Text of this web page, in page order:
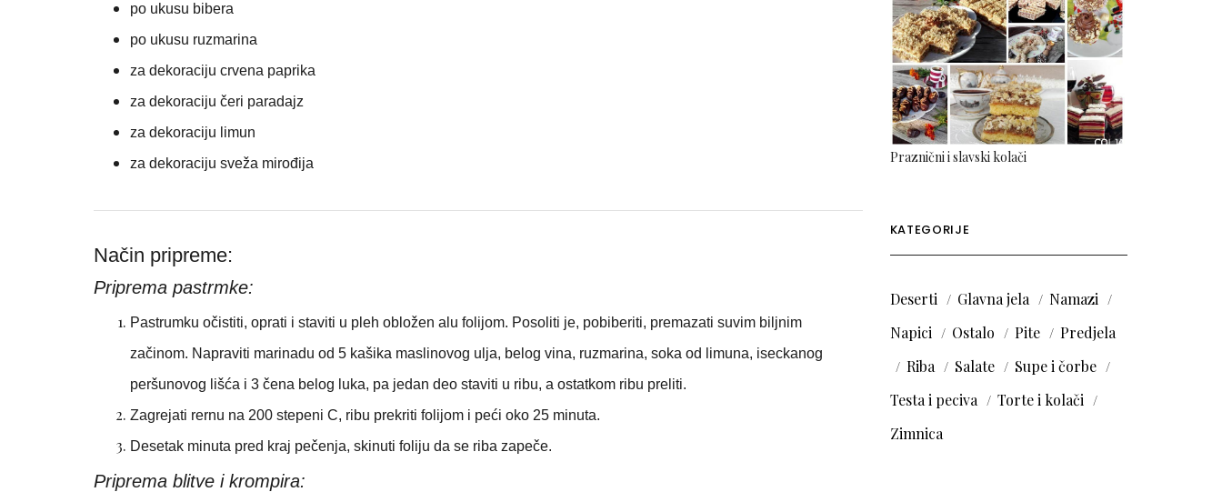
po ukusu bibera
po ukusu ruzmarina
za dekoraciju crvena paprika
za dekoraciju čeri paradajz
za dekoraciju limun
za dekoraciju sveža mirođija
Način pripreme:
Priprema pastrmke:
Pastrumku očistiti, oprati i staviti u pleh obložen alu folijom. Posoliti je, pobiberiti, premazati suvim biljnim
začinom. Napraviti marinadu od 5 kašika maslinovog ulja, belog vina, ruzmarina, soka od limuna, iseckanog
peršunovog lišća i 3 čena belog luka, pa jedan deo staviti u ribu, a ostatkom ribu preliti.
Zagrejati rernu na 200 stepeni C, ribu prekriti folijom i peći oko 25 minuta.
Desetak minuta pred kraj pečenja, skinuti foliju da se riba zapeče.
Priprema blitve i krompira:
Praznični i slavski kolači
KATEGORIJE
Deserti Glavna jela
Namazi
Napici
Ostalo Pite
Predjela
Riba
Salate
Supe i čorbe
Testa i peciva
Torte i kolači
Zimnica